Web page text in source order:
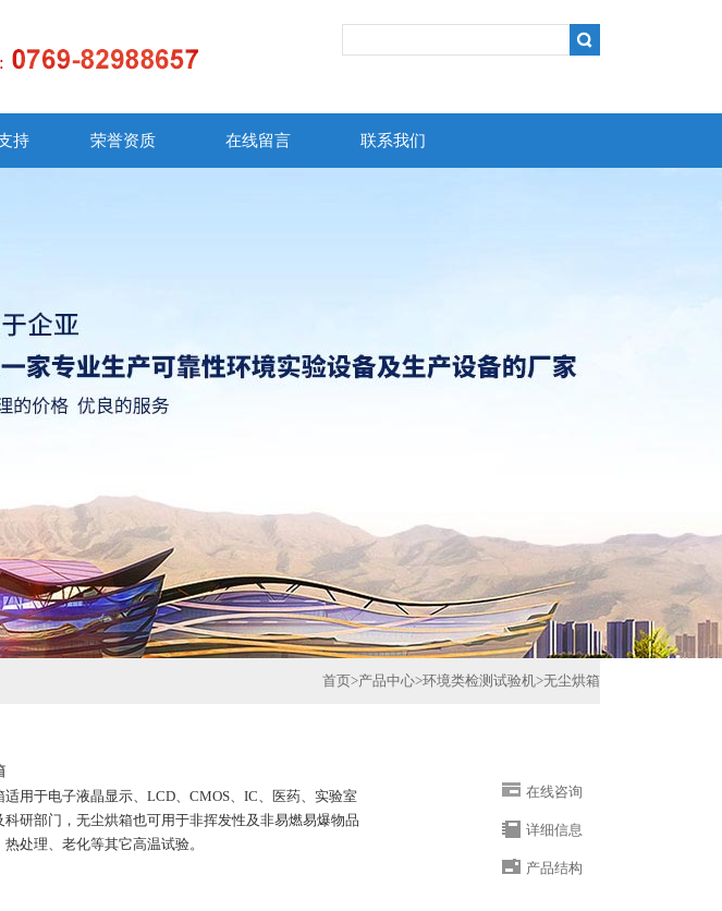
持 荣誉资质 在线留言 联系我们
首页>产品中心>环境类检测试验机>无尘烘箱
适用于电子液晶显示、LCD、CMOS、IC、医药、实验室
科研部门，无尘烘箱也可用于非挥发性及非易燃易爆物品
热处理、老化等其它高温试验。
在线咨询
详细信息
产品结构